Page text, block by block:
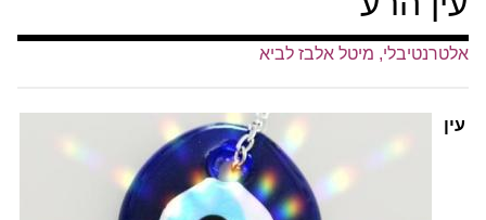
אלטרנטיבלי, מיטל אלבז לביא
עין